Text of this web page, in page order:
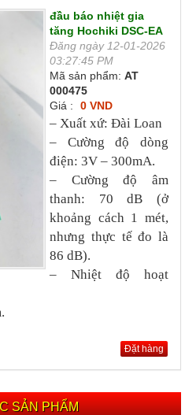
đầu báo nhiệt gia
tăng Hochiki DSC-EA
Đăng ngày 12-01-2026
03:27:45 PM
Mã sản phẩm: AT
000475
Giá :
0 VND
– Xuất xứ: Đài Loan
– Cường độ dòng
điện: 3V – 300mA.
– Cường độ âm
thanh: 70 dB (ở
khoảng cách 1 mét,
nhưng thực tế đo là
86 dB).
– Nhiệt độ hoạt
Đặt hàng
SẢN PHẨM